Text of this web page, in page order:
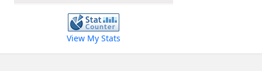
View My Stats